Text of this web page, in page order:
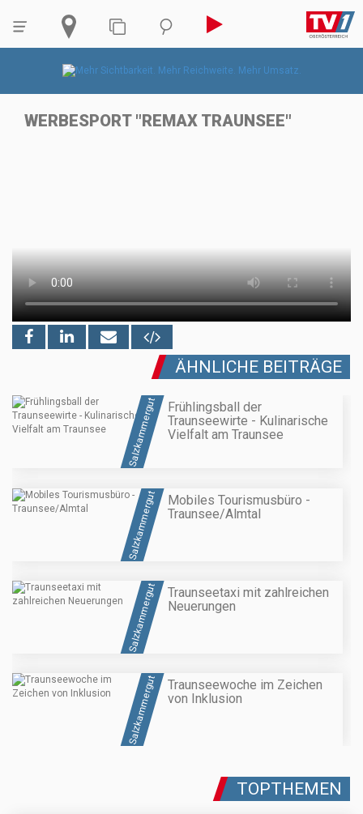
WERBESPORT "REMAX TRAUNSEE"
ÄHNLICHE BEITRÄGE
Salzkammergut
Frühlingsball der
Traunseewirte - Kulinarische
Vielfalt am Traunsee
Salzkammergut
Mobiles Tourismusbüro -
Traunsee/Almtal
Salzkammergut
Traunseetaxi mit zahlreichen
Neuerungen
Salzkammergut
Traunseewoche im Zeichen
von Inklusion
TOPTHEMEN